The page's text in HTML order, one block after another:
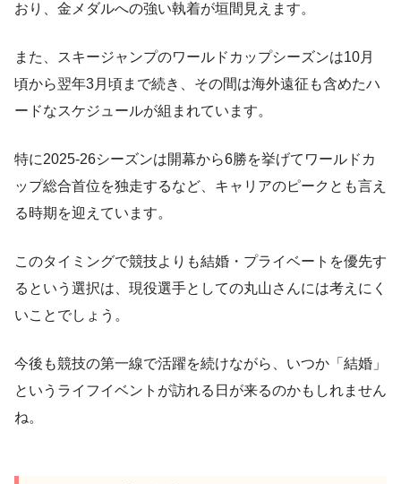
おり、金メダルへの強い執着が垣間見えます。
また、スキージャンプのワールドカップシーズンは10月
頃から翌年3月頃まで続き、その間は海外遠征も含めたハ
ードなスケジュールが組まれています。
特に2025-26シーズンは開幕から6勝を挙げてワールドカ
ップ総合首位を独走するなど、キャリアのピークとも言え
る時期を迎えています。
このタイミングで競技よりも結婚・プライベートを優先す
るという選択は、現役選手としての丸山さんには考えにく
いことでしょう。
今後も競技の第一線で活躍を続けながら、いつか「結婚」
というライフイベントが訪れる日が来るのかもしれません
ね。